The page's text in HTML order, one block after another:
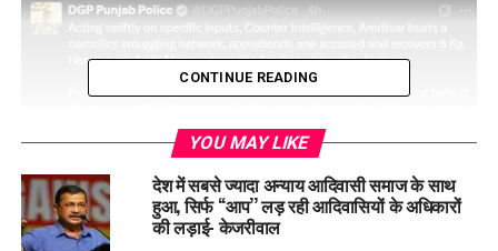
CONTINUE READING
YOU MAY LIKE
देश में सबसे ज्यादा अन्याय आदिवासी समाज के साथ
हुआ, सिर्फ ‘‘आप’’ लड़ रही आदिवासियों के अधिकारों
की लड़ाई- केजरीवाल